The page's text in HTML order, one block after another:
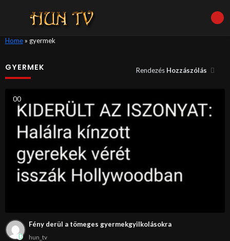
Home» gyermek
GYERMEK Rendezés Hozzászólás
00
Fény derül a tömeges gyermekgyilkolásokra
hun_tv